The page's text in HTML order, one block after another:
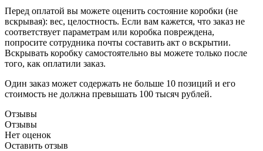
Перед оплатой вы можете оценить состояние коробки (не
вскрывая): вес, целостность. Если вам кажется, что заказ не
соответствует параметрам или коробка повреждена,
попросите сотрудника почты составить акт о вскрытии.
Вскрывать коробку самостоятельно вы можете только после
того, как оплатили заказ.
Один заказ может содержать не больше 10 позиций и его
стоимость не должна превышать 100 тысяч рублей.
Отзывы
Отзывы
Нет оценок
Оставить отзыв